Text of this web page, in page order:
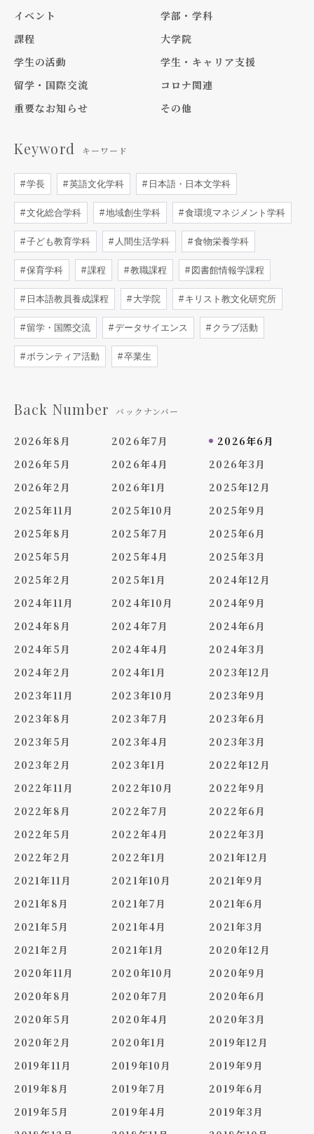
イベント
学部・学科
課程
大学院
学生の活動
学生・キャリア支援
留学・国際交流
コロナ関連
重要なお知らせ
その他
Keyword キーワード
学長 英語文化学科 日本語・日本文学科
文化総合学科 地域創生学科 食環境マネジメント学科
子ども教育学科 人間生活学科 食物栄養学科
保育学科 課程 教職課程 図書館情報学課程
日本語教員養成課程 大学院 キリスト教文化研究所
留学・国際交流 データサイエンス クラブ活動
ボランティア活動 卒業生
Back Number バックナンバー
2026年8月 2026年7月
2026年6月
2026年5月
2026年4月
2026年3月
2026年2月
2026年1月
2025年12月
2025年11月
2025年10月
2025年9月
2025年8月
2025年7月
2025年6月
2025年5月
2025年4月
2025年3月
2025年2月
2025年1月
2024年12月
2024年11月
2024年10月
2024年9月
2024年8月
2024年7月
2024年6月
2024年5月
2024年4月
2024年3月
2024年2月
2024年1月
2023年12月
2023年11月
2023年10月
2023年9月
2023年8月
2023年7月
2023年6月
2023年5月
2023年4月
2023年3月
2023年2月
2023年1月
2022年12月
2022年11月
2022年10月
2022年9月
2022年8月
2022年7月
2022年6月
2022年5月
2022年4月
2022年3月
2022年2月
2022年1月
2021年12月
2021年11月
2021年10月
2021年9月
2021年8月
2021年7月
2021年6月
2021年5月
2021年4月
2021年3月
2021年2月
2021年1月
2020年12月
2020年11月
2020年10月
2020年9月
2020年8月
2020年7月
2020年6月
2020年5月
2020年4月
2020年3月
2020年2月
2020年1月
2019年12月
2019年11月
2019年10月
2019年9月
2019年8月
2019年7月
2019年6月
2019年5月
2019年4月
2019年3月